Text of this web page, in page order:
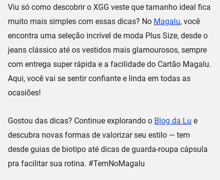
Viu só como descobrir o XGG veste que tamanho ideal fica
muito mais simples com essas dicas? No Magalu, você
encontra uma seleção incrível de moda Plus Size, desde o
jeans clássico até os vestidos mais glamourosos, sempre
com entrega super rápida e a facilidade do Cartão Magalu.
Aqui, você vai se sentir confiante e linda em todas as
ocasiões!
Gostou das dicas? Continue explorando o Blog da Lu e
descubra novas formas de valorizar seu estilo — tem
desde guias de biotipo até dicas de guarda-roupa cápsula
pra facilitar sua rotina. #TemNoMagalu